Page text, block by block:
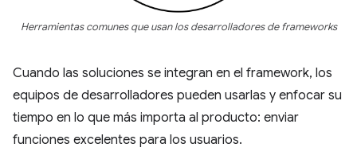
Herramientas comunes que usan los desarrolladores de frameworks
Cuando las soluciones se integran en el framework, los
equipos de desarrolladores pueden usarlas y enfocar su
tiempo en lo que más importa al producto: enviar
funciones excelentes para los usuarios.